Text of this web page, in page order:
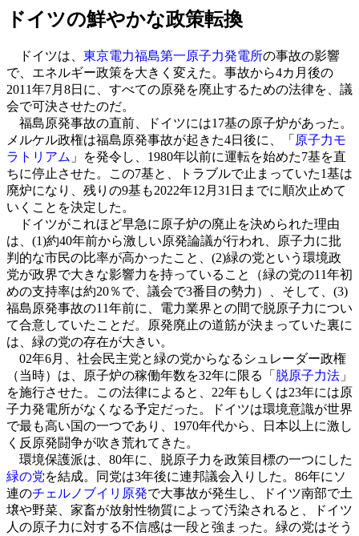
ドイツの鮮やかな政策転換
ドイツは、 東京電力福島第一原子力発電所の事故の影響
で、エネルギー政策を大きく変えた。事故から4カ月後の
2011年7月8日に、すべての原発を廃止するための法律を、議
会で可決させたのだ。
福島原発事故の直前、ドイツには17基の原子炉があった。
メルケル政権は福島原発事故が起きた4日後に、「 原子力モ
ラトリアム 」を発令し、1980年以前に運転を始めた7基を直
ちに停止させた。この7基と、トラブルで止まっていた1基は
廃炉になり、残りの9基も2022年12月31日までに順次止めて
いくことを決定した。
ドイツがこれほど早急に原子炉の廃止を決められた理由
は、(1)約40年前から激しい原発論議が行われ、原子力に批
判的な市民の比率が高かったこと、(2)緑の党という環境政
党が政界で大きな影響力を持っていること（緑の党の11年初
めの支持率は約20％で、議会で3番目の勢力）、そして、(3)
福島原発事故の11年前に、電力業界との間で脱原子力につい
て合意していたことだ。原発廃止の道筋が決まっていた裏に
は、緑の党の存在が大きい。
02年6月、社会民主党と緑の党からなるシュレーダー政権
（当時）は、原子炉の稼働年数を32年に限る「 脱原子力法 」
を施行させた。この法律によると、22年もしくは23年には原
子力発電所がなくなる予定だった。ドイツは環境意識が世界
で最も高い国の一つであり、1970年代から、日本以上に激し
く反原発闘争が吹き荒れてきた。
環境保護派は、80年に、脱原子力を政策目標の一つにした
緑の党を結成。同党は3年後に連邦議会入りした。86年にソ
連のチェルノブイリ原発で大事故が発生し、ドイツ南部で土
壌や野菜、家畜が放射性物質によって汚染されると、ドイツ
人の原子力に対する不信感は一段と強まった。緑の党はそう